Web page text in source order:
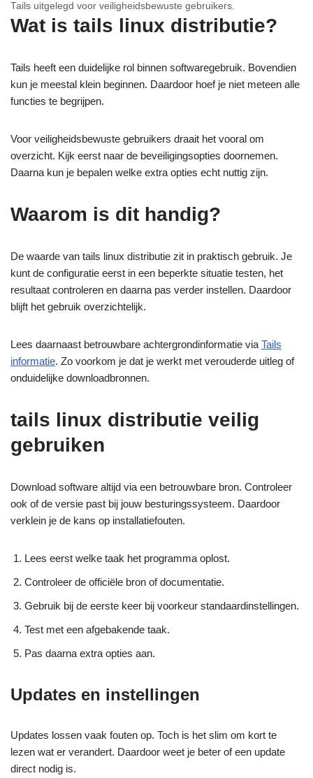
Tails uitgelegd voor veiligheidsbewuste gebruikers.
Wat is tails linux distributie?
Tails heeft een duidelijke rol binnen softwaregebruik. Bovendien
kun je meestal klein beginnen. Daardoor hoef je niet meteen alle
functies te begrijpen.
Voor veiligheidsbewuste gebruikers draait het vooral om
overzicht. Kijk eerst naar de beveiligingsopties doornemen.
Daarna kun je bepalen welke extra opties echt nuttig zijn.
Waarom is dit handig?
De waarde van tails linux distributie zit in praktisch gebruik. Je
kunt de configuratie eerst in een beperkte situatie testen, het
resultaat controleren en daarna pas verder instellen. Daardoor
blijft het gebruik overzichtelijk.
Lees daarnaast betrouwbare achtergrondinformatie via Tails
informatie. Zo voorkom je dat je werkt met verouderde uitleg of
onduidelijke downloadbronnen.
tails linux distributie veilig
gebruiken
Download software altijd via een betrouwbare bron. Controleer
ook of de versie past bij jouw besturingssysteem. Daardoor
verklein je de kans op installatiefouten.
Lees eerst welke taak het programma oplost.
Controleer de officiële bron of documentatie.
Gebruik bij de eerste keer bij voorkeur standaardinstellingen.
Test met een afgebakende taak.
Pas daarna extra opties aan.
Updates en instellingen
Updates lossen vaak fouten op. Toch is het slim om kort te
lezen wat er verandert. Daardoor weet je beter of een update
direct nodig is.